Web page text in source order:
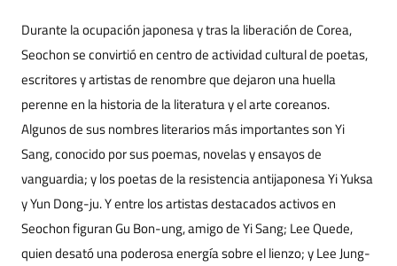
Durante la ocupación japonesa y tras la liberación de Corea,
Seochon se convirtió en centro de actividad cultural de poetas,
escritores y artistas de renombre que dejaron una huella
perenne en la historia de la literatura y el arte coreanos.
Algunos de sus nombres literarios más importantes son Yi
Sang, conocido por sus poemas, novelas y ensayos de
vanguardia; y los poetas de la resistencia antijaponesa Yi Yuksa
y Yun Dong-ju. Y entre los artistas destacados activos en
Seochon figuran Gu Bon-ung, amigo de Yi Sang; Lee Quede,
quien desató una poderosa energía sobre el lienzo; y Lee Jung-